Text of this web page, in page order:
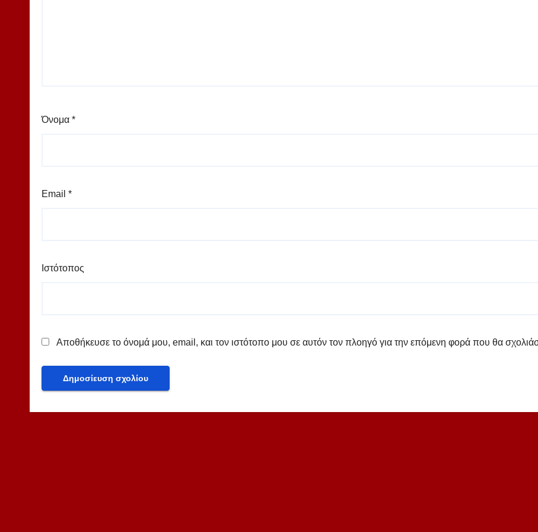
Όνομα *
Email *
Ιστότοπος
Αποθήκευσε το όνομά μου, email, και τον ιστότοπο μου σε αυτόν τον πλοηγό για την επόμενη φορά που θα